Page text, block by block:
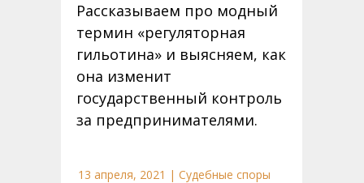
Рассказываем про модный
термин «регуляторная
гильотина» и выясняем, как
она изменит
государственный контроль
за предпринимателями.
13 апреля, 2021 | Судебные споры